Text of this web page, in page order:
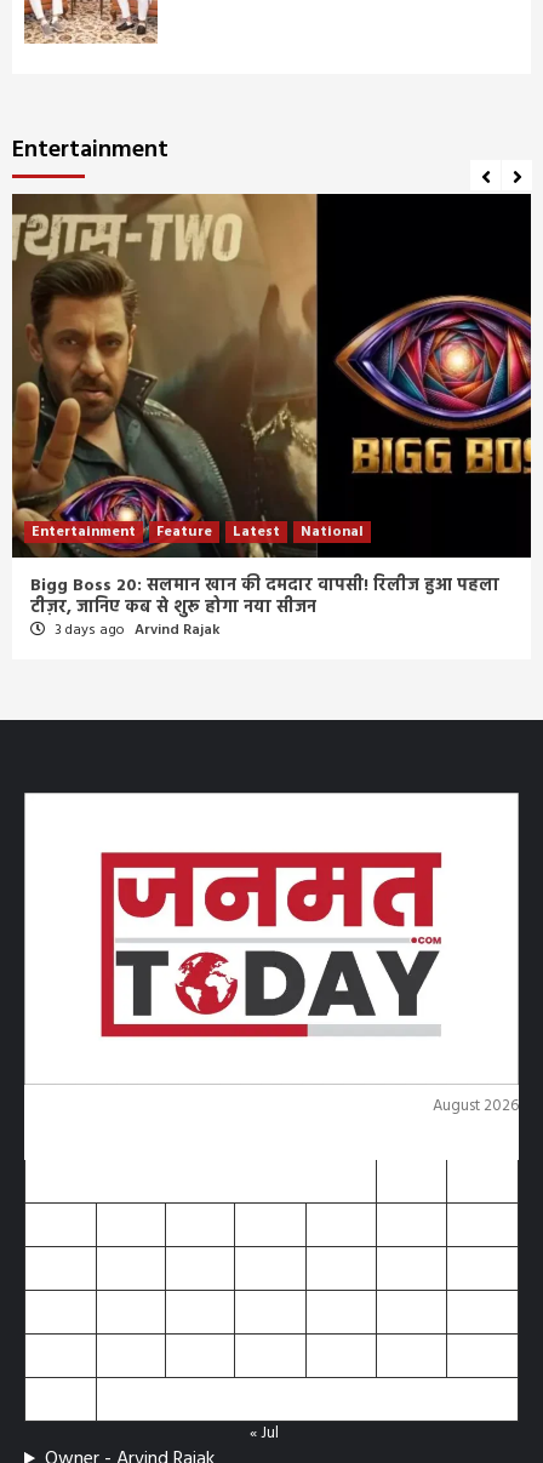
Entertainment
Entertainment Feature Latest National
Bigg Boss 20: सलमान खान की दमदार वापसी! रिलीज हुआ पहला
टीज़र, जानिए कब से शुरू होगा नया सीजन
3 days ago Arvind Rajak
August 2026
« Jul